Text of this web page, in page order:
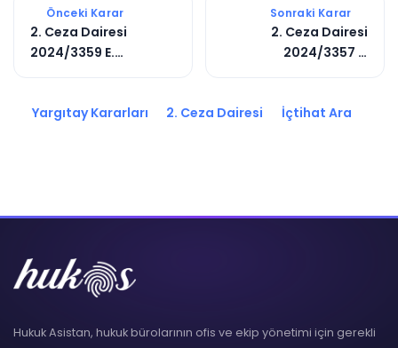
Önceki Karar
2. Ceza Dairesi
2024/3359 E.
Sonraki Karar
2. Ceza Dairesi
2024/3357 E.
Yargıtay Kararları 2. Ceza Dairesi İçtihat Ara
Hukuk Asistan, hukuk bürolarının ofis ve ekip yönetimi için gerekli